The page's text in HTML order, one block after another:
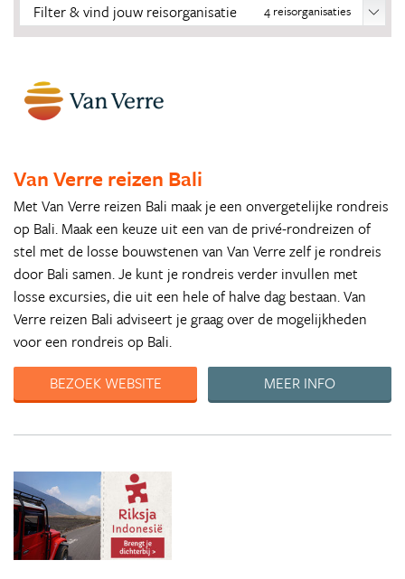
4 reisorganisaties
Filter & vind jouw reisorganisatie
Van Verre reizen Bali
Met Van Verre reizen Bali maak je een onvergetelijke rondreis
op Bali. Maak een keuze uit een van de privé-rondreizen of
stel met de losse bouwstenen van Van Verre zelf je rondreis
door Bali samen. Je kunt je rondreis verder invullen met
losse excursies, die uit een hele of halve dag bestaan. Van
Verre reizen Bali adviseert je graag over de mogelijkheden
voor een rondreis op Bali.
BEZOEK WEBSITE
MEER INFO